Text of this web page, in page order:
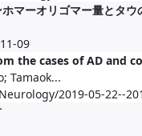
マーオリゴマー量とタウ
09
the cases of AD and
Tamaok...
2019-05-22--